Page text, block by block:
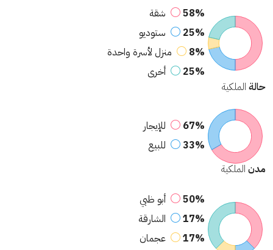
58%
شقة
25%
ستوديو
8%
منزل لأسرة واحدة
25%
أخرى
حالة الملكية
67%
للإيجار
33%
للبيع
مدن الملكية
50%
أبو ظبي
17%
الشارقة
17%
عجمان